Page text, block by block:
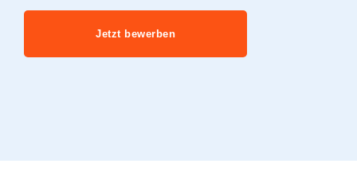
Jetzt bewerben